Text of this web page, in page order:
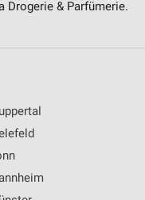
Drogerie & Parfümerie.